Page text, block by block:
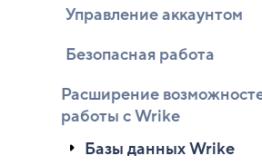
Управление аккаунтом
Безопасная работа
Расширение
работы с Wrike
Базы данных Wrike